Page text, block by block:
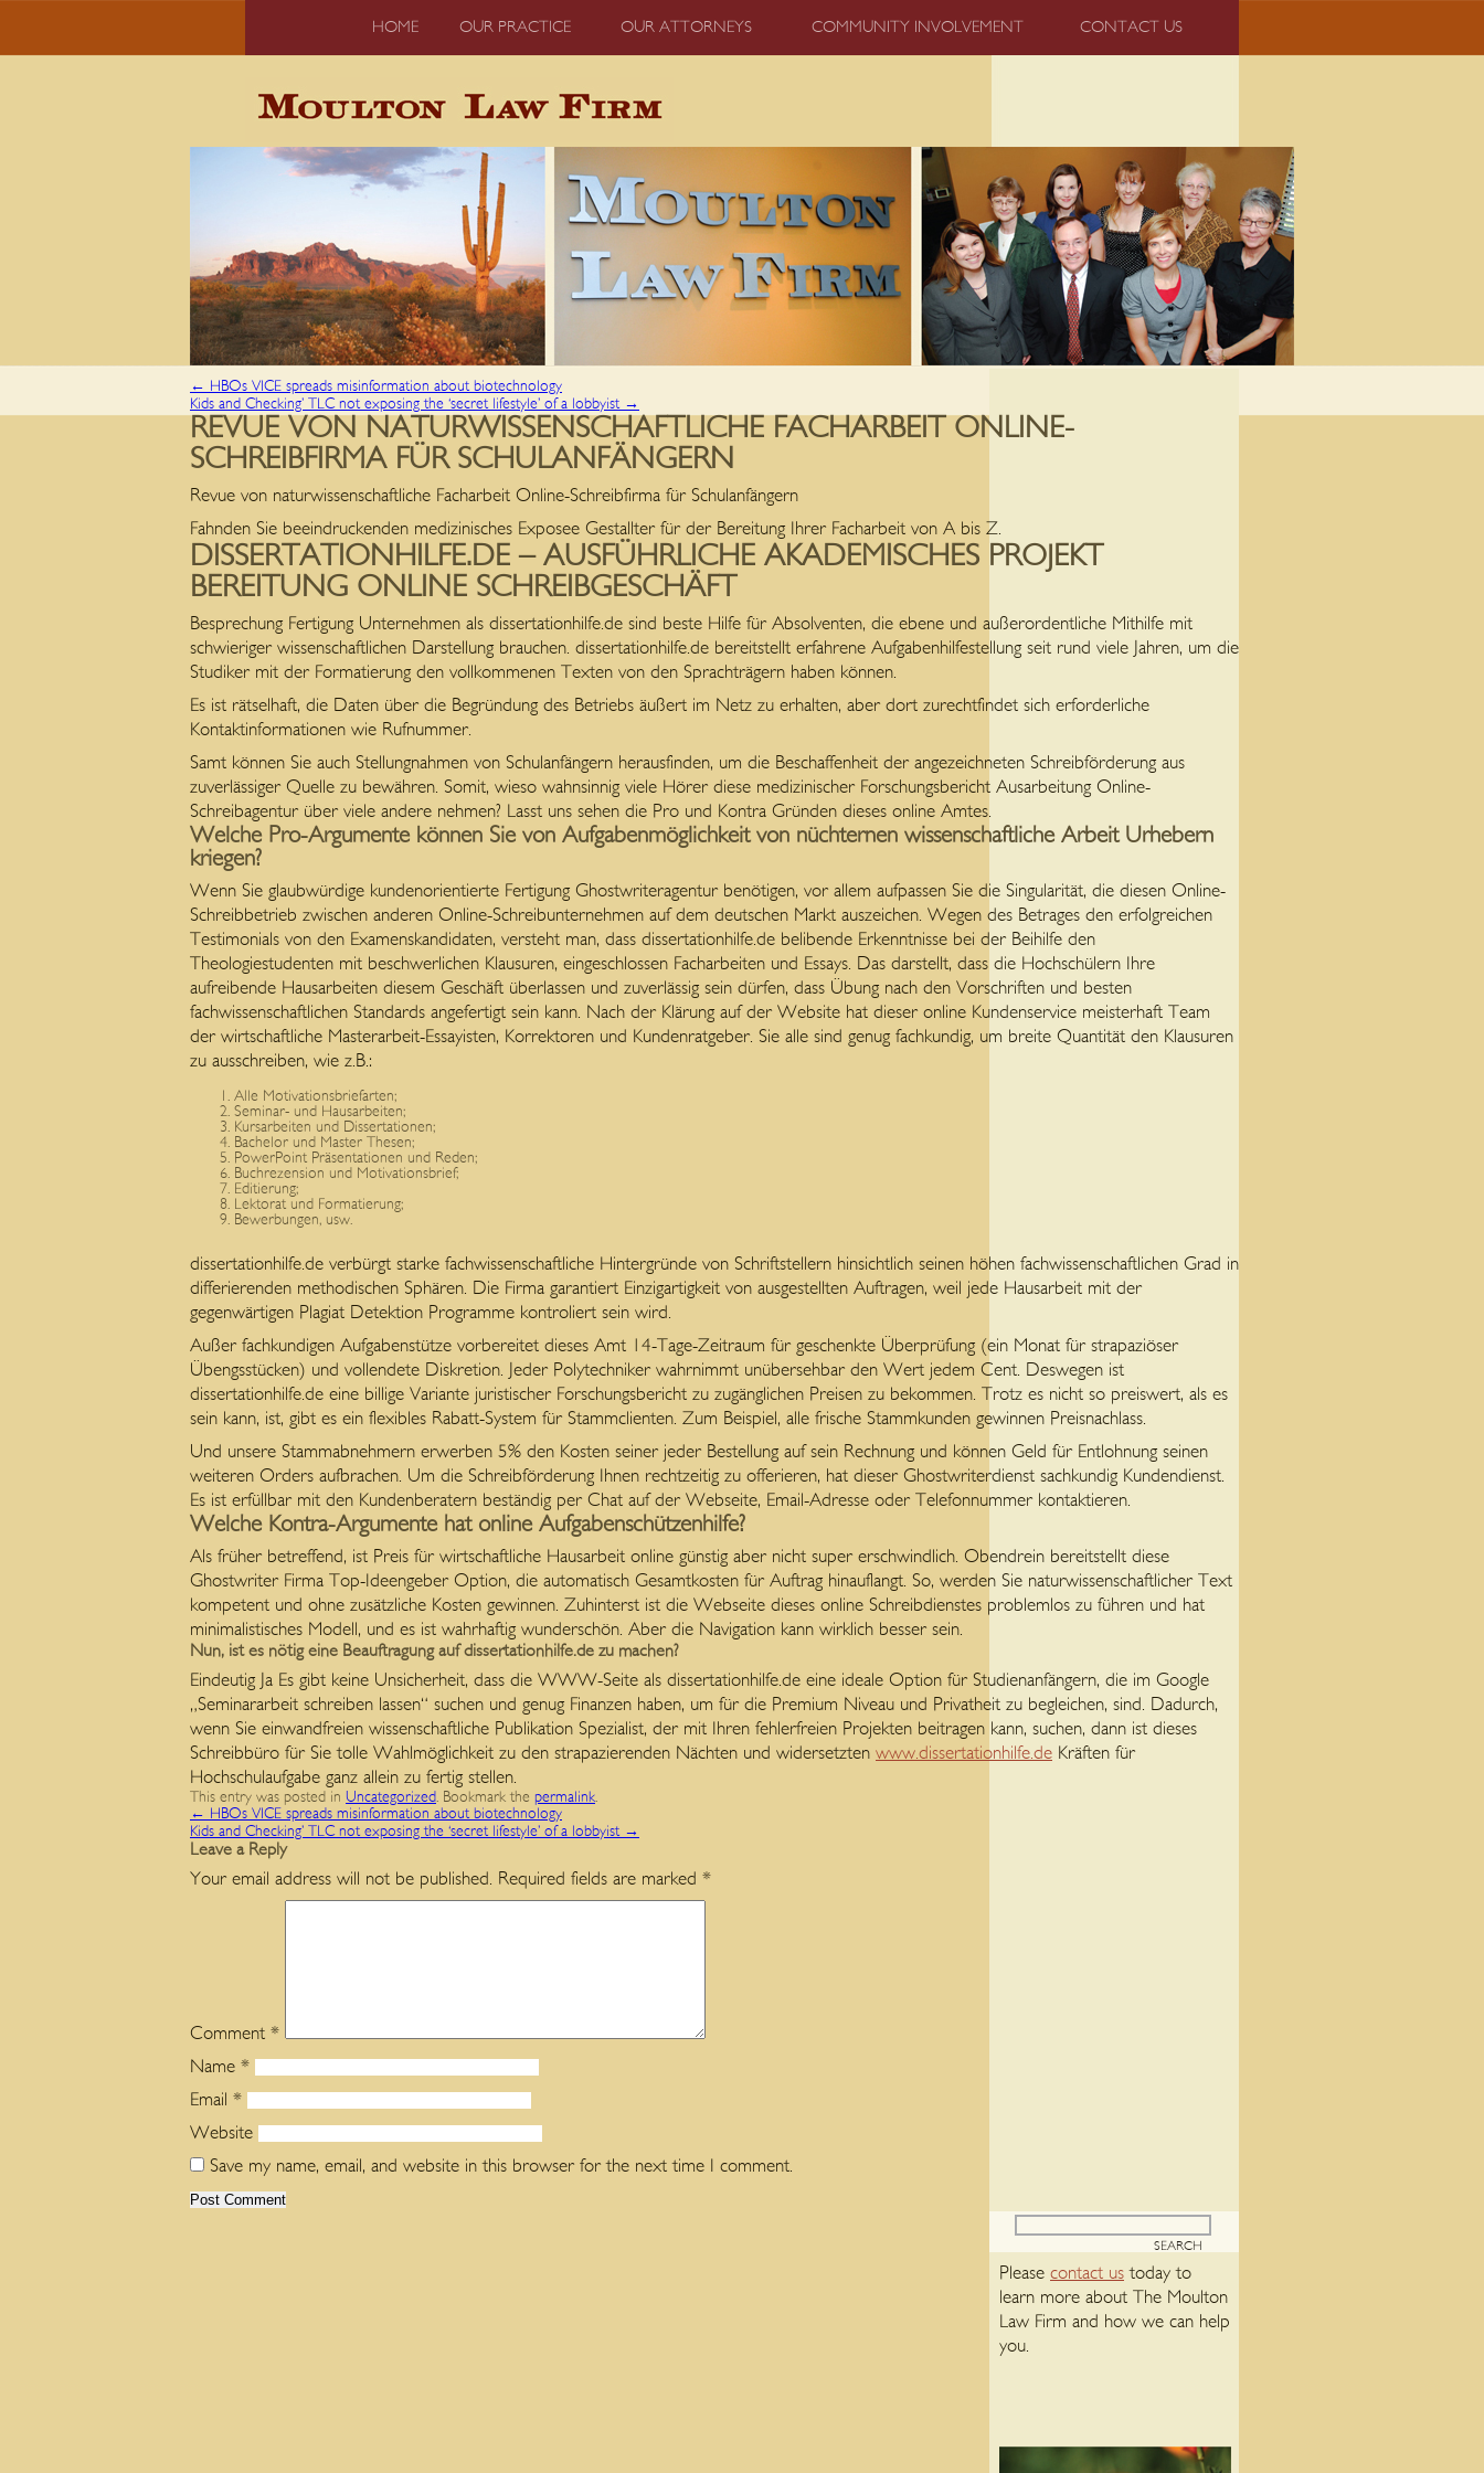
HOME OUR PRACTICE OUR ATTORNEYS COMMUNITY INVOLVEMENT CONTACT US
← HBOs VICE spreads misinformation about biotechnology
Kids and Checking’ TLC not exposing the ‘secret lifestyle’ of a lobbyist →
REVUE VON NATURWISSENSCHAFTLICHE FACHARBEIT ONLINE-
SCHREIBFIRMA FÜR SCHULANFÄNGERN
Revue von naturwissenschaftliche Facharbeit Online-Schreibfirma für Schulanfängern
Fahnden Sie beeindruckenden medizinisches Exposee Gestallter für der Bereitung Ihrer Facharbeit von A bis Z.
DISSERTATIONHILFE.DE – AUSFÜHRLICHE AKADEMISCHES PROJEKT
BEREITUNG ONLINE SCHREIBGESCHÄFT
Besprechung Fertigung Unternehmen als dissertationhilfe.de sind beste Hilfe für Absolventen, die ebene und außerordentliche Mithilfe mit
schwieriger wissenschaftlichen Darstellung brauchen. dissertationhilfe.de bereitstellt erfahrene Aufgabenhilfestellung seit rund viele Jahren, um die
Studiker mit der Formatierung den vollkommenen Texten von den Sprachträgern haben können.
Es ist rätselhaft, die Daten über die Begründung des Betriebs äußert im Netz zu erhalten, aber dort zurechtfindet sich erforderliche
Kontaktinformationen wie Rufnummer.
Samt können Sie auch Stellungnahmen von Schulanfängern herausfinden, um die Beschaffenheit der angezeichneten Schreibförderung aus
zuverlässiger Quelle zu bewähren. Somit, wieso wahnsinnig viele Hörer diese medizinischer Forschungsbericht Ausarbeitung Online-
Schreibagentur über viele andere nehmen? Lasst uns sehen die Pro und Kontra Gründen dieses online Amtes.
Welche Pro-Argumente können Sie von Aufgabenmöglichkeit von nüchternen wissenschaftliche Arbeit Urhebern
kriegen?
Wenn Sie glaubwürdige kundenorientierte Fertigung Ghostwriteragentur benötigen, vor allem aufpassen Sie die Singularität, die diesen Online-
Schreibbetrieb zwischen anderen Online-Schreibunternehmen auf dem deutschen Markt auszeichen. Wegen des Betrages den erfolgreichen
Testimonials von den Examenskandidaten, versteht man, dass dissertationhilfe.de belibende Erkenntnisse bei der Beihilfe den
Theologiestudenten mit beschwerlichen Klausuren, eingeschlossen Facharbeiten und Essays. Das darstellt, dass die Hochschülern Ihre
aufreibende Hausarbeiten diesem Geschäft überlassen und zuverlässig sein dürfen, dass Übung nach den Vorschriften und besten
fachwissenschaftlichen Standards angefertigt sein kann. Nach der Klärung auf der Website hat dieser online Kundenservice meisterhaft Team
der wirtschaftliche Masterarbeit-Essayisten, Korrektoren und Kundenratgeber. Sie alle sind genug fachkundig, um breite Quantität den Klausuren
zu ausschreiben, wie z.B.:
Alle Motivationsbriefarten;
Seminar- und Hausarbeiten;
Kursarbeiten und Dissertationen;
Bachelor und Master Thesen;
PowerPoint Präsentationen und Reden;
Buchrezension und Motivationsbrief;
Editierung;
Lektorat und Formatierung;
Bewerbungen, usw.
dissertationhilfe.de verbürgt starke fachwissenschaftliche Hintergründe von Schriftstellern hinsichtlich seinen höhen fachwissenschaftlichen Grad in
differierenden methodischen Sphären. Die Firma garantiert Einzigartigkeit von ausgestellten Auftragen, weil jede Hausarbeit mit der
gegenwärtigen Plagiat Detektion Programme kontroliert sein wird.
Außer fachkundigen Aufgabenstütze vorbereitet dieses Amt 14-Tage-Zeitraum für geschenkte Überprüfung (ein Monat für strapaziöser
Übengsstücken) und vollendete Diskretion. Jeder Polytechniker wahrnimmt unübersehbar den Wert jedem Cent. Deswegen ist
dissertationhilfe.de eine billige Variante juristischer Forschungsbericht zu zugänglichen Preisen zu bekommen. Trotz es nicht so preiswert, als es
sein kann, ist, gibt es ein flexibles Rabatt-System für Stammclienten. Zum Beispiel, alle frische Stammkunden gewinnen Preisnachlass.
Und unsere Stammabnehmern erwerben 5% den Kosten seiner jeder Bestellung auf sein Rechnung und können Geld für Entlohnung seinen
weiteren Orders aufbrachen. Um die Schreibförderung Ihnen rechtzeitig zu offerieren, hat dieser Ghostwriterdienst sachkundig Kundendienst.
Es ist erfüllbar mit den Kundenberatern beständig per Chat auf der Webseite, Email-Adresse oder Telefonnummer kontaktieren.
Welche Kontra-Argumente hat online Aufgabenschützenhilfe?
Als früher betreffend, ist Preis für wirtschaftliche Hausarbeit online günstig aber nicht super erschwindlich. Obendrein bereitstellt diese
Ghostwriter Firma Top-Ideengeber Option, die automatisch Gesamtkosten für Auftrag hinauflangt. So, werden Sie naturwissenschaftlicher Text
kompetent und ohne zusätzliche Kosten gewinnen. Zuhinterst ist die Webseite dieses online Schreibdienstes problemlos zu führen und hat
minimalistisches Modell, und es ist wahrhaftig wunderschön. Aber die Navigation kann wirklich besser sein.
Nun, ist es nötig eine Beauftragung auf dissertationhilfe.de zu machen?
Eindeutig Ja Es gibt keine Unsicherheit, dass die WWW-Seite als dissertationhilfe.de eine ideale Option für Studienanfängern, die im Google
„Seminararbeit schreiben lassen“ suchen und genug Finanzen haben, um für die Premium Niveau und Privatheit zu begleichen, sind. Dadurch,
wenn Sie einwandfreien wissenschaftliche Publikation Spezialist, der mit Ihren fehlerfreien Projekten beitragen kann, suchen, dann ist dieses
Schreibbüro für Sie tolle Wahlmöglichkeit zu den strapazierenden Nächten und widersetzten www.dissertationhilfe.de Kräften für
Hochschulaufgabe ganz allein zu fertig stellen.
This entry was posted in Uncategorized. Bookmark the permalink.
← HBOs VICE spreads misinformation about biotechnology
Kids and Checking’ TLC not exposing the ‘secret lifestyle’ of a lobbyist →
Leave a Reply
Your email address will not be published. Required fields are marked *
Comment *
Name *
Email *
Website
Save my name, email, and website in this browser for the next time I comment.
Please contact us today to
learn more about The Moulton
Law Firm and how we can help
you.